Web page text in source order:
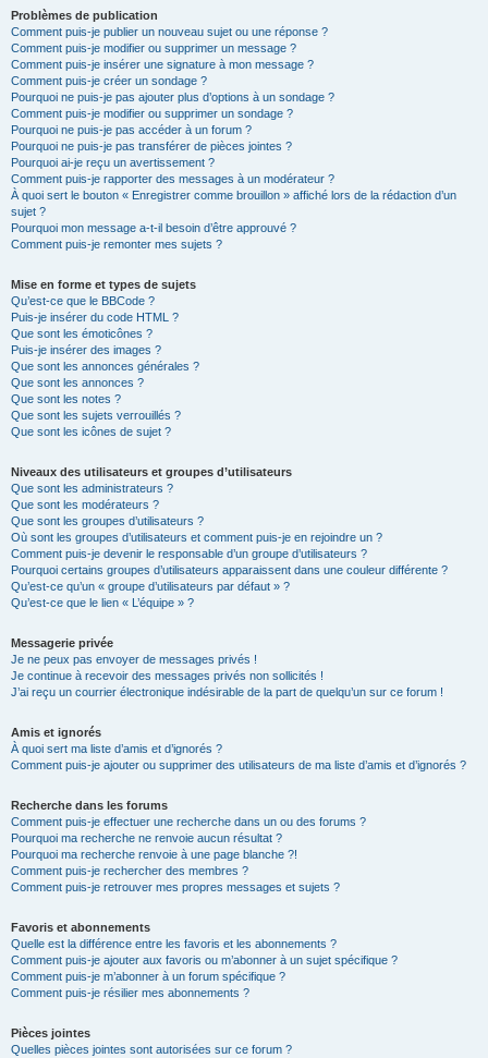
Problèmes de publication
Comment puis-je publier un nouveau sujet ou une réponse ?
Comment puis-je modifier ou supprimer un message ?
Comment puis-je insérer une signature à mon message ?
Comment puis-je créer un sondage ?
Pourquoi ne puis-je pas ajouter plus d’options à un sondage ?
Comment puis-je modifier ou supprimer un sondage ?
Pourquoi ne puis-je pas accéder à un forum ?
Pourquoi ne puis-je pas transférer de pièces jointes ?
Pourquoi ai-je reçu un avertissement ?
Comment puis-je rapporter des messages à un modérateur ?
À quoi sert le bouton « Enregistrer comme brouillon » affiché lors de la rédaction d’un
sujet ?
Pourquoi mon message a-t-il besoin d’être approuvé ?
Comment puis-je remonter mes sujets ?
Mise en forme et types de sujets
Qu’est-ce que le BBCode ?
Puis-je insérer du code HTML ?
Que sont les émoticônes ?
Puis-je insérer des images ?
Que sont les annonces générales ?
Que sont les annonces ?
Que sont les notes ?
Que sont les sujets verrouillés ?
Que sont les icônes de sujet ?
Niveaux des utilisateurs et groupes d’utilisateurs
Que sont les administrateurs ?
Que sont les modérateurs ?
Que sont les groupes d’utilisateurs ?
Où sont les groupes d’utilisateurs et comment puis-je en rejoindre un ?
Comment puis-je devenir le responsable d’un groupe d’utilisateurs ?
Pourquoi certains groupes d’utilisateurs apparaissent dans une couleur différente ?
Qu’est-ce qu’un « groupe d’utilisateurs par défaut » ?
Qu’est-ce que le lien « L’équipe » ?
Messagerie privée
Je ne peux pas envoyer de messages privés !
Je continue à recevoir des messages privés non sollicités !
J’ai reçu un courrier électronique indésirable de la part de quelqu’un sur ce forum !
Amis et ignorés
À quoi sert ma liste d’amis et d’ignorés ?
Comment puis-je ajouter ou supprimer des utilisateurs de ma liste d’amis et d’ignorés ?
Recherche dans les forums
Comment puis-je effectuer une recherche dans un ou des forums ?
Pourquoi ma recherche ne renvoie aucun résultat ?
Pourquoi ma recherche renvoie à une page blanche ?!
Comment puis-je rechercher des membres ?
Comment puis-je retrouver mes propres messages et sujets ?
Favoris et abonnements
Quelle est la différence entre les favoris et les abonnements ?
Comment puis-je ajouter aux favoris ou m’abonner à un sujet spécifique ?
Comment puis-je m’abonner à un forum spécifique ?
Comment puis-je résilier mes abonnements ?
Pièces jointes
Quelles pièces jointes sont autorisées sur ce forum ?